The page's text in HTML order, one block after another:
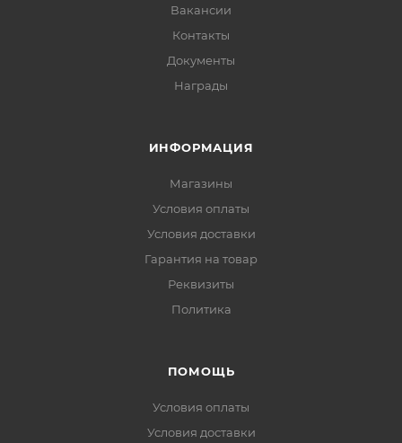
Вакансии
Контакты
Документы
Награды
ИНФОРМАЦИЯ
Магазины
Условия оплаты
Условия доставки
Гарантия на товар
Реквизиты
Политика
ПОМОЩЬ
Условия оплаты
Условия доставки